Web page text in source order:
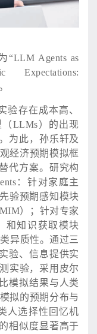
“LLM Agents as
Expectations:
验存在成本高、
LLMs）的出现
为此，孙乐轩及
经济预期模拟框
代方案。研究构
：针对家庭主
验预期感知模块
）；针对专家
和知识获取模块
异质性。通过三
验、信息提供实
实验，采用皮尔
模拟结果与人类
拟的预期分布与
人选择性回忆机
相似度显著高于